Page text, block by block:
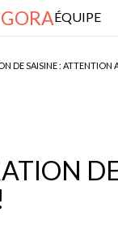
ÉQUIPE
DE SAISINE : ATTENTION